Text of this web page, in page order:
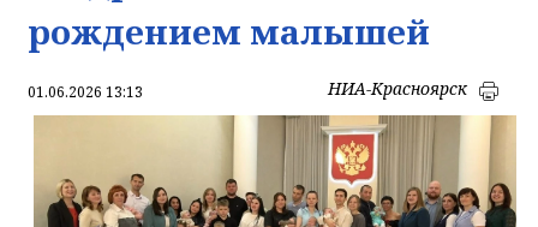
рождением малышей
01.06.2026 13:13 НИА-Красноярск